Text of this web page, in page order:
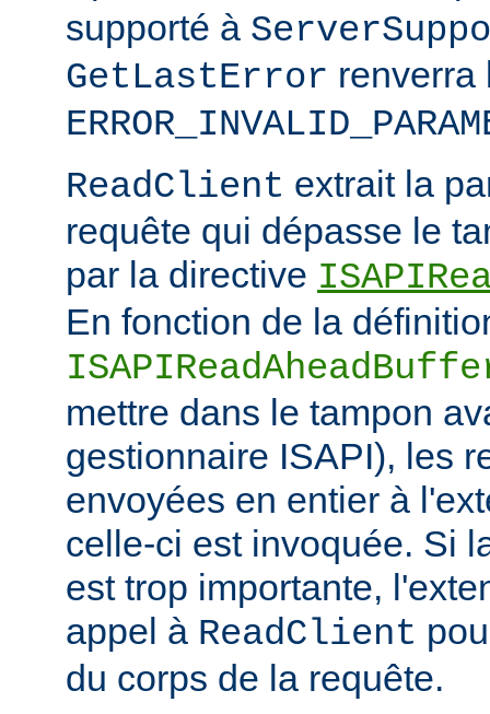
supporté à
GetLastError renverra
ReadClient extrait la
requête qui dépasse le
par la directive
En fonction de la
mettre dans le tampon
gestionnaire ISAPI), les
envoyées en entier à
celle-ci est invoquée. Si
est trop importante,
appel à ReadClient
du corps de la requête.